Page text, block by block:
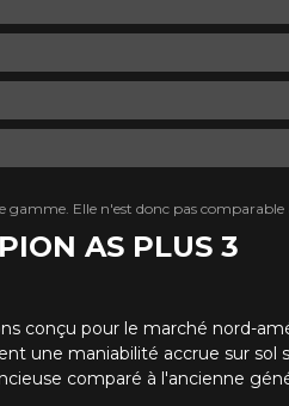
AS PLUS 3
conçu pour le marché nord-
une maniabilité accrue sur
comparé à l'ancienne
Elle n'est donc pas